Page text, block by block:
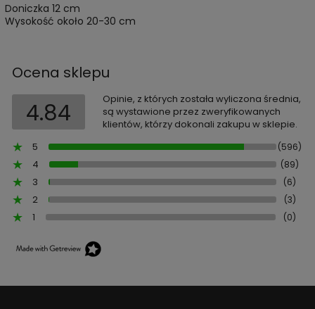
Doniczka 12 cm
Wysokość około 20-30 cm
Ocena sklepu
4.84
Opinie, z których została wyliczona średnia,
są wystawione przez zweryfikowanych
klientów, którzy dokonali zakupu w sklepie.
5
(596)
4 (89)
3 (6)
2 (3)
1 (0)